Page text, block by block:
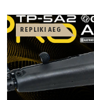
REPLIKI AEG